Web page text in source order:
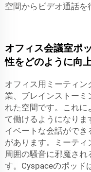
空間からビデオ通話を
オフィス会議室ポ
性をどのように向
オフィス用ミーティ
業、ブレインストーミ
れた空間です。これに
て働けるようになりま
イベートな会話ができ
があります。ミーティ
周囲の騒音に邪魔され
す。Cyspaceのポッド